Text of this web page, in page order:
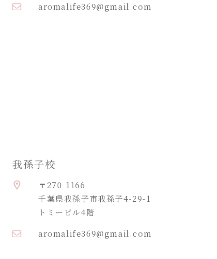
aromalife369@gmail.com
我孫子校
〒270-1166
千葉県我孫子市我孫子4-29-1
トミービル4階
aromalife369@gmail.com